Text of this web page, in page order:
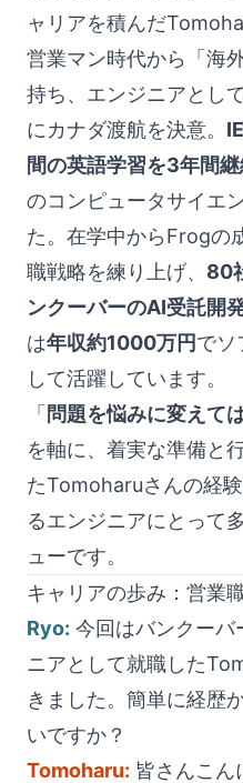
ャリアを積んだ
営業マン時代から「海
持ち、エンジニアとし
にカナダ渡航を決意。
間の英語学習を3年間
のコンピュータサイエ
た。在学中からFrogの
職戦略を練り上げ、 80
ンクーバーのAI受託開
は年収約1000万円でソ
して活躍しています。
「問題を悩みに変えて
を軸に、着実な準備と
たTomoharuさんの経
るエンジニアにとって
ューです。
キャリアの歩み：営業
Ryo: 今回はバンクーバ
ニアとして就職した
きました。簡単に経歴
いですか？
Tomoharu: 皆さんこ